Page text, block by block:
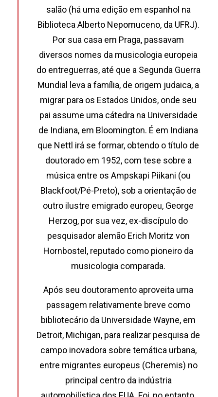
salão (há uma edição em espanhol na
Biblioteca Alberto Nepomuceno, da UFRJ).
Por sua casa em Praga, passavam
diversos nomes da musicologia europeia
do entreguerras, até que a Segunda Guerra
Mundial leva a família, de origem judaica, a
migrar para os Estados Unidos, onde seu
pai assume uma cátedra na Universidade
de Indiana, em Bloomington. É em Indiana
que Nettl irá se formar, obtendo o título de
doutorado em 1952, com tese sobre a
música entre os Ampskapi Piikani (ou
Blackfoot/Pé-Preto), sob a orientação de
outro ilustre emigrado europeu, George
Herzog, por sua vez, ex-discípulo do
pesquisador alemão Erich Moritz von
Hornbostel, reputado como pioneiro da
musicologia comparada.
Após seu doutoramento aproveita uma
passagem relativamente breve como
bibliotecário da Universidade Wayne, em
Detroit, Michigan, para realizar pesquisa de
campo inovadora sobre temática urbana,
entre migrantes europeus (Cheremis) no
principal centro da indústria